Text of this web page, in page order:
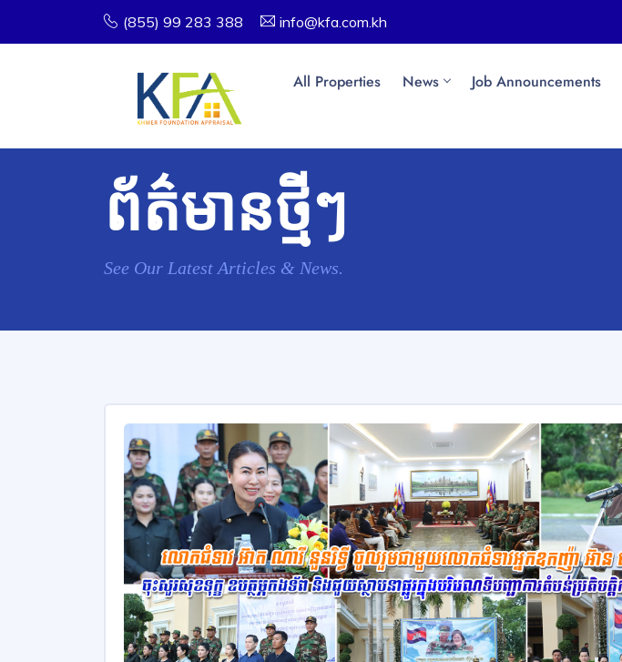
(855) 99 283 388 info@kfa.com.kh
All Properties News Job Announcements
ព័ត៌មានថ្មីៗ
See Our Latest Articles & News.